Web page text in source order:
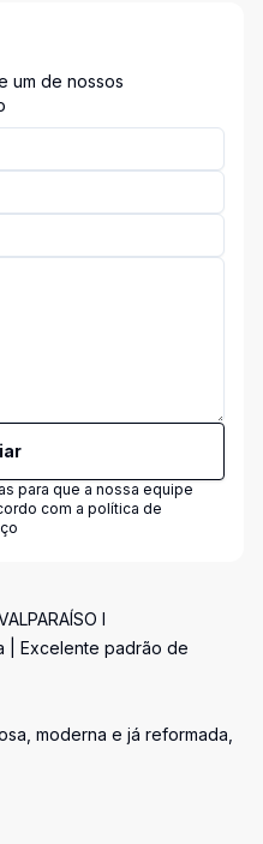
um de nossos
para que a nossa equipe
com a política de
I
| Excelente padrão de
moderna e já reformada,